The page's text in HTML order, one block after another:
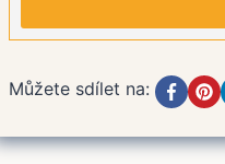
Můžete sdílet na: